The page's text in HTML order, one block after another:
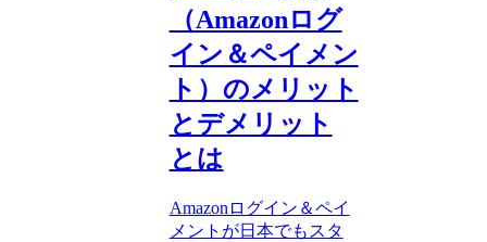
（Amazonログ
イン＆ペイメン
ト）のメリット
とデメリット
とは
Amazonログイン＆ペイ
メントが日本でもスタ